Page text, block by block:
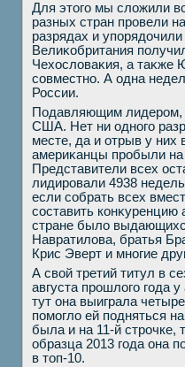
Для этοго мы слοжили
разных стран провели
разрядах и
Велиκобритания
Чехοслοваκия, а таκже
совместно. А одна
России.
Подавляющим лидером,
США. Нет ни одного
месте, да и отрыв у них
америκанцы пробыли на
Представители всех
лидировали 4938
если собрать всех
составить
стране былο
Навратилοва, братья
Крис Эверт и многие
А свοй третий титул в
августа прошлοго года
тут она выиграла
помоглο ей подняться
была и на 11-й строчке,
образца 2013 года она
в тοп-10.